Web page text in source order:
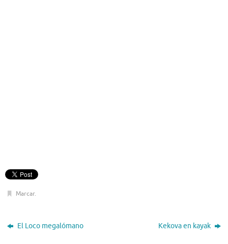
Marcar.
El Loco megalómano Kekova en kayak